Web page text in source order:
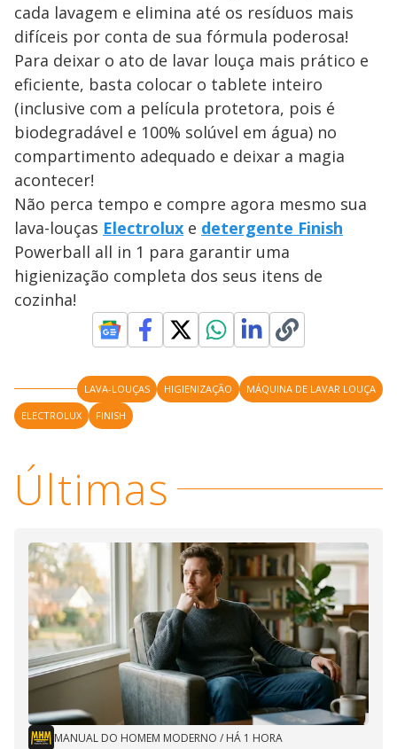
cada lavagem e elimina até os resíduos mais
difíceis por conta de sua fórmula poderosa!
Para deixar o ato de lavar louça mais prático e
eficiente, basta colocar o tablete inteiro
(inclusive com a película protetora, pois é
biodegradável e 100% solúvel em água) no
compartimento adequado e deixar a magia
acontecer!
Não perca tempo e compre agora mesmo sua
lava-louças Electrolux e detergente Finish
Powerball all in 1 para garantir uma
higienização completa dos seus itens de
cozinha!
LAVA-LOUÇAS HIGIENIZAÇÃO
MÁQUINA DE LAVAR LOUÇA
ELECTROLUX
FINISH
Últimas
MANUAL DO HOMEM MODERNO / HÁ 1 HORA